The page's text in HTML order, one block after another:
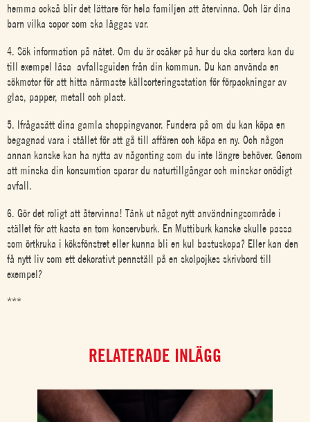
hemma också blir det lättare för hela familjen att återvinna. Och lär dina
barn vilka sopor som ska läggas var.
4. Sök information på nätet. Om du är osäker på hur du ska sortera kan du
till exempel läsa avfallsguiden från din kommun. Du kan använda en
sökmotor för att hitta närmaste källsorteringsstation för förpackningar av
glas, papper, metall och plast.
5. Ifrågasätt dina gamla shoppingvanor. Fundera på om du kan köpa en
begagnad vara i stället för att gå till affären och köpa en ny. Och någon
annan kanske kan ha nytta av någonting som du inte längre behöver. Genom
att minska din konsumtion sparar du naturtillgångar och minskar onödigt
avfall.
6. Gör det roligt att återvinna! Tänk ut något nytt användningsområde i
stället för att kasta en tom konservburk. En Muttiburk kanske skulle passa
som örtkruka i köksfönstret eller kunna bli en kul bastuskopa? Eller kan den
få nytt liv som ett dekorativt pennställ på en skolpojkes skrivbord till
exempel?
***
RELATERADE INLÄGG